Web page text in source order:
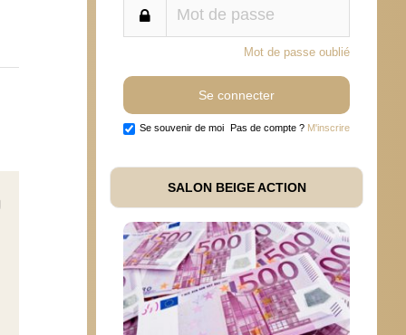
Mot de passe oublié
Se souvenir de moi Pas de compte ? M'inscrire
SALON BEIGE ACTION